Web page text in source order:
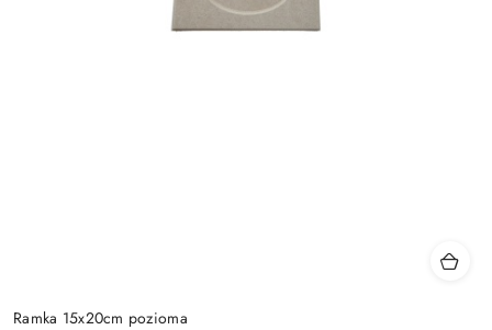
Ramka 15x20cm pozioma